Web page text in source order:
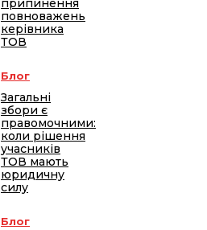
припинення
повноважень
керівника
ТОВ
Блог
Загальні
збори є
правомочними:
коли рішення
учасників
ТОВ мають
юридичну
силу
Блог